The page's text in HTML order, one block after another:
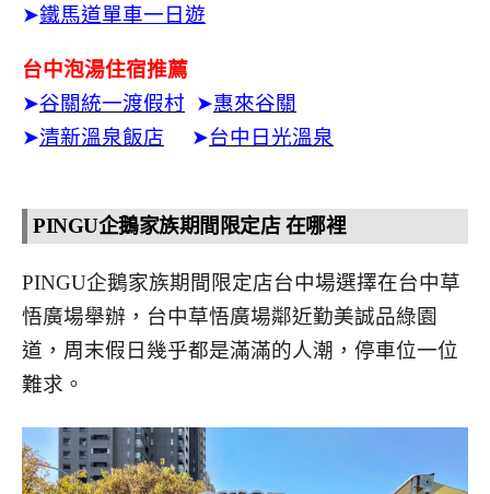
➤鐵馬道單車一日遊
台中泡湯住宿推薦
➤谷關統一渡假村 ➤惠來谷關
➤清新溫泉飯店 ➤台中日光溫泉
PINGU企鵝家族期間限定店 在哪裡
PINGU企鵝家族期間限定店台中場選擇在台中草
悟廣場舉辦，台中草悟廣場鄰近勤美誠品綠園
道，周末假日幾乎都是滿滿的人潮，停車位一位
難求。